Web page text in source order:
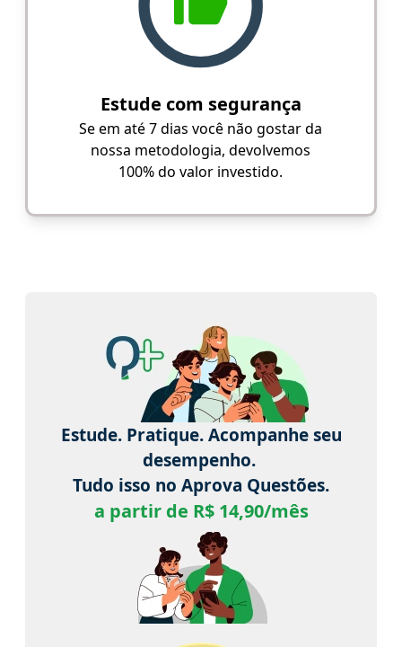
Estude com segurança
Se em até 7 dias você não gostar da
nossa metodologia, devolvemos
100% do valor investido.
Estude. Pratique. Acompanhe seu
desempenho.
Tudo isso no Aprova Questões.
a partir de R$ 14,90/mês